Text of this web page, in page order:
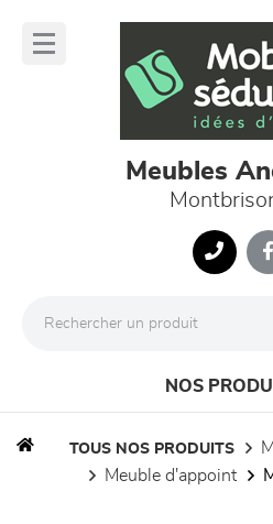
Meubles
NOS
TOUS NOS PRODUITS
meuble d'appoint